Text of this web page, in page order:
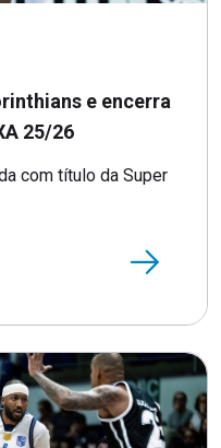
e encerra
25/26
com título da Super